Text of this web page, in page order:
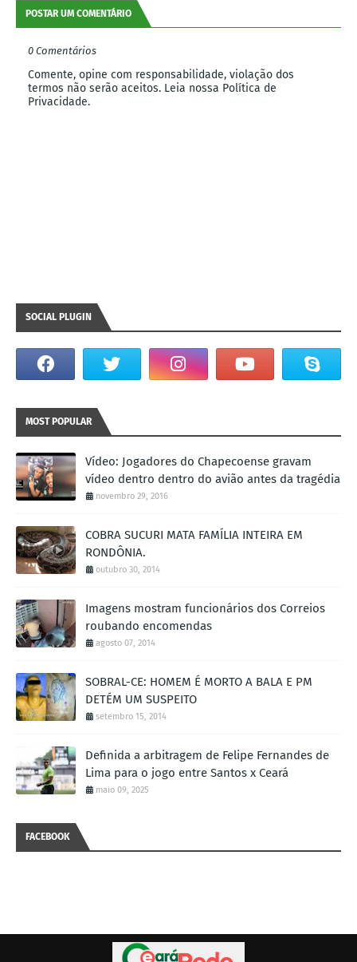
POSTAR UM COMENTÁRIO
0 Comentários
Comente, opine com responsabilidade, violação dos
termos não serão aceitos. Leia nossa Política de
Privacidade.
SOCIAL PLUGIN
MOST POPULAR
Vídeo: Jogadores do Chapecoense gravam
vídeo dentro dentro do avião antes da tragédia
novembro 29, 2016
COBRA SUCURI MATA FAMÍLIA INTEIRA EM
RONDÔNIA.
outubro 30, 2014
Imagens mostram funcionários dos Correios
roubando encomendas
agosto 07, 2014
SOBRAL-CE: HOMEM É MORTO A BALA E PM
DETÉM UM SUSPEITO
setembro 15, 2014
Definida a arbitragem de Felipe Fernandes de
Lima para o jogo entre Santos x Ceará
maio 09, 2025
FACEBOOK